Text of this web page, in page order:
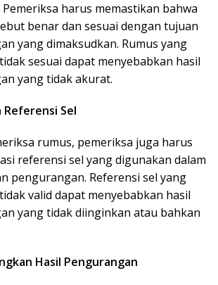
harus memastikan bahwa
benar dan sesuai dengan tujuan
yang dimaksudkan. Rumus yang
sesuai dapat menyebabkan hasil
yang tidak akurat.
Referensi Sel
rumus, pemeriksa juga harus
referensi sel yang digunakan dalam
pengurangan. Referensi sel yang
valid dapat menyebabkan hasil
yang tidak diinginkan atau bahkan
Hasil Pengurangan